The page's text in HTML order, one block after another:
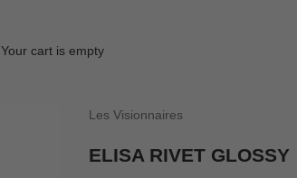
Your cart is empty
Les Visionnaires
ELISA RIVET GLOSSY